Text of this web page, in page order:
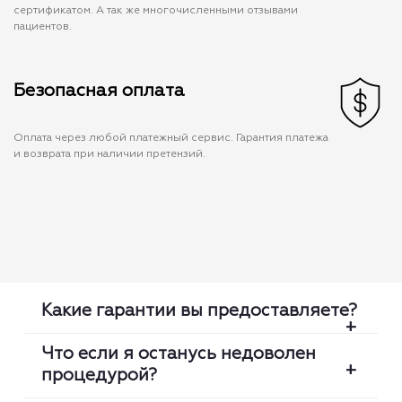
сертификатом. А так же многочисленными отзывами
пациентов.
Безопасная оплата
Оплата через любой платежный сервис. Гарантия платежа
и возврата при наличии претензий.
Какие гарантии вы предоставляете?
Что если я останусь недоволен
процедурой?